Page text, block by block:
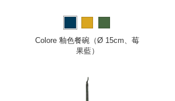
Colore 釉色餐碗（Ø 15cm、莓
果藍）